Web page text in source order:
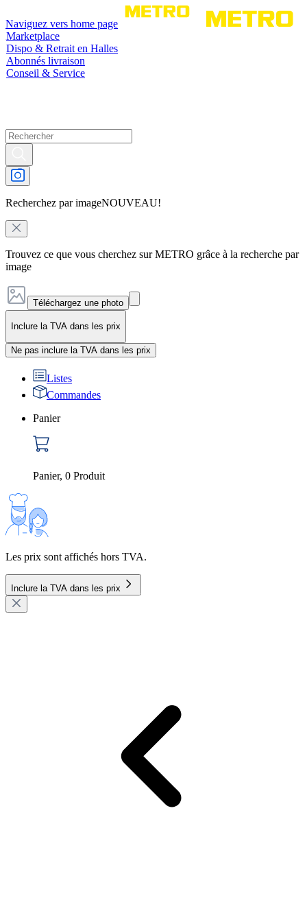
Naviguez vers home page
Marketplace
Dispo & Retrait en Halles
Abonnés livraison
Conseil & Service
Recherchez par imageNOUVEAU!
Trouvez ce que vous cherchez sur METRO grâce à la recherche par
image
Téléchargez une photo
Inclure la TVA dans les prix
Ne pas inclure la TVA dans les prix
Listes
Commandes
Panier
Panier, 0 Produit
Les prix sont affichés hors TVA.
Inclure la TVA dans les prix